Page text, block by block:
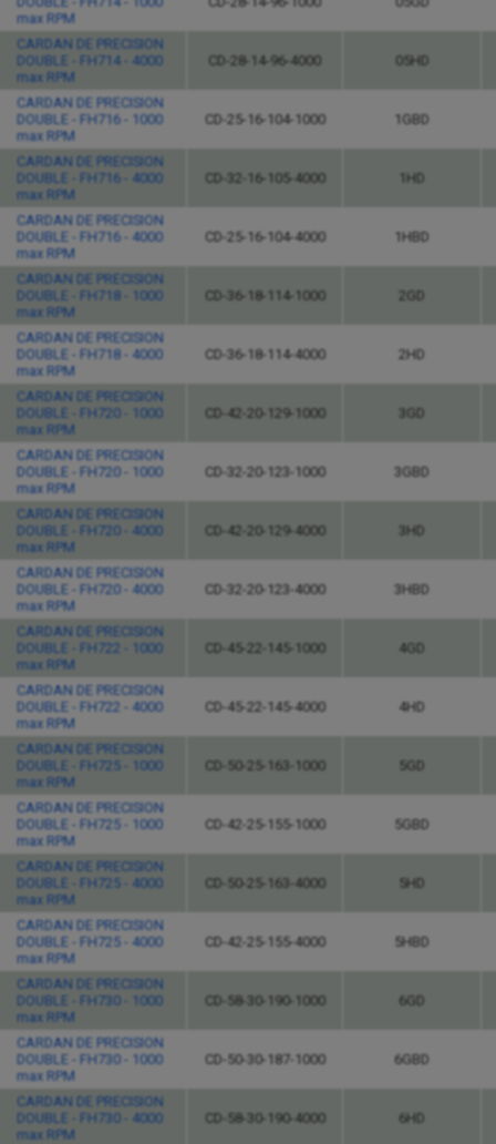
max RPM
CARDAN DE PRECISION
DOUBLE - FH714 - 4000
max RPM
CD-28-14-96-4000 05HD
CARDAN DE PRECISION
DOUBLE - FH716 - 1000
max RPM
CD-25-16-104-1000 1GBD
CARDAN DE PRECISION
DOUBLE - FH716 - 4000
max RPM
CD-32-16-105-4000 1HD
CARDAN DE PRECISION
DOUBLE - FH716 - 4000
max RPM
CD-25-16-104-4000 1HBD
CARDAN DE PRECISION
DOUBLE - FH718 - 1000
max RPM
CD-36-18-114-1000 2GD
CARDAN DE PRECISION
DOUBLE - FH718 - 4000
max RPM
CD-36-18-114-4000 2HD
CARDAN DE PRECISION
DOUBLE - FH720 - 1000
max RPM
CD-42-20-129-1000 3GD
CARDAN DE PRECISION
DOUBLE - FH720 - 1000
max RPM
CD-32-20-123-1000 3GBD
CARDAN DE PRECISION
DOUBLE - FH720 - 4000
max RPM
CD-42-20-129-4000 3HD
CARDAN DE PRECISION
DOUBLE - FH720 - 4000
max RPM
CD-32-20-123-4000 3HBD
CARDAN DE PRECISION
DOUBLE - FH722 - 1000
max RPM
CD-45-22-145-1000 4GD
CARDAN DE PRECISION
DOUBLE - FH722 - 4000
max RPM
CD-45-22-145-4000 4HD
CARDAN DE PRECISION
DOUBLE - FH725 - 1000
max RPM
CD-50-25-163-1000 5GD
CARDAN DE PRECISION
DOUBLE - FH725 - 1000
max RPM
CD-42-25-155-1000 5GBD
CARDAN DE PRECISION
DOUBLE - FH725 - 4000
max RPM
CD-50-25-163-4000 5HD
CARDAN DE PRECISION
DOUBLE - FH725 - 4000
max RPM
CD-42-25-155-4000 5HBD
CARDAN DE PRECISION
DOUBLE - FH730 - 1000
max RPM
CD-58-30-190-1000 6GD
CARDAN DE PRECISION
DOUBLE - FH730 - 1000
max RPM
CD-50-30-187-1000 6GBD
CARDAN DE PRECISION
DOUBLE - FH730 - 4000
max RPM
CD-58-30-190-4000 6HD